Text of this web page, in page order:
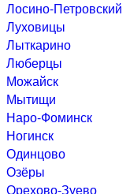
Лосино-Петровский
Луховицы
Лыткарино
Люберцы
Можайск
Мытищи
Наро-Фоминск
Ногинск
Одинцово
Озёры
Орехово-Зуево